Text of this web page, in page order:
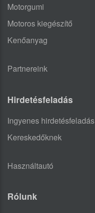
Motorgumi
Motoros kiegészítő
Kenőanyag
Partnereink
Hirdetésfeladás
Ingyenes hirdetésfeladás
Kereskedőknek
Használtautó
Rólunk